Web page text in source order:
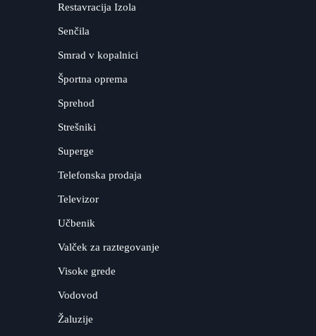
Restavracija Izola
Senčila
Smrad v kopalnici
Športna oprema
Sprehod
Strešniki
Superge
Telefonska prodaja
Televizor
Učbenik
Valček za raztegovanje
Visoke grede
Vodovod
Žaluzije